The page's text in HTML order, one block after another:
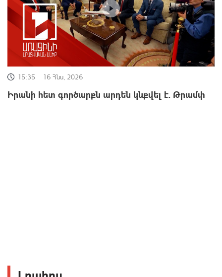
15:35 16 Հնս, 2026
Իրանի հետ գործարքն արդեն կնքվել է. Թրամփ